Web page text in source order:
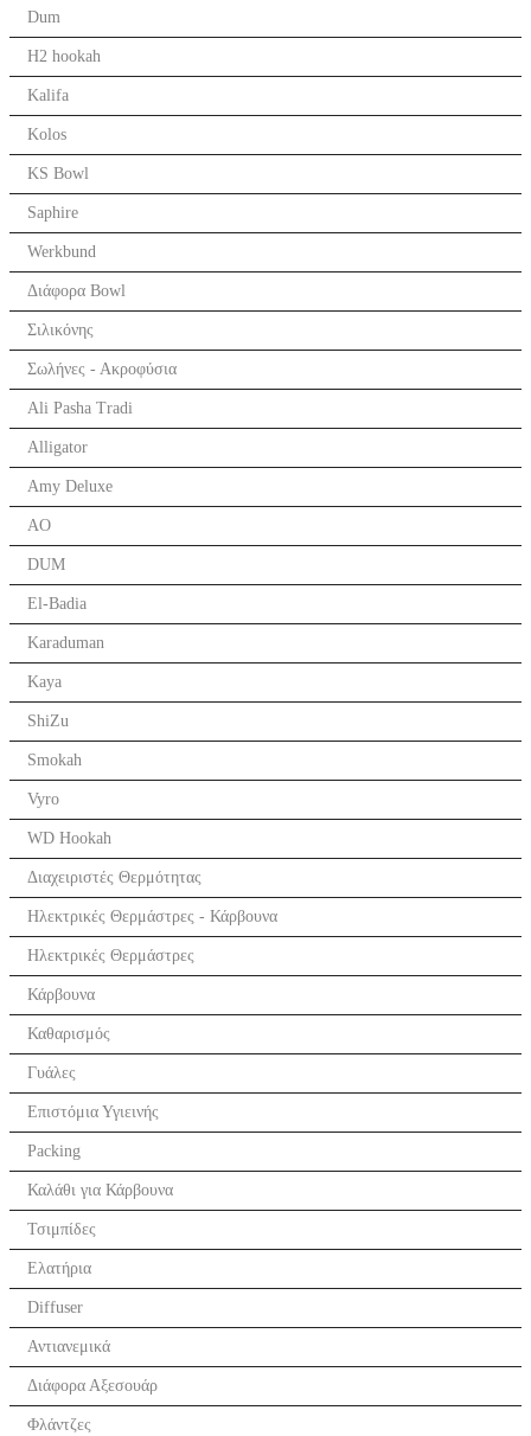
Dum
H2 hookah
Kalifa
Kolos
KS Bowl
Saphire
Werkbund
Διάφορα Bowl
Σιλικόνης
Σωλήνες - Ακροφύσια
Ali Pasha Tradi
Alligator
Amy Deluxe
AO
DUM
El-Badia
Karaduman
Kaya
ShiZu
Smokah
Vyro
WD Hookah
Διαχειριστές Θερμότητας
Ηλεκτρικές Θερμάστρες - Κάρβουνα
Ηλεκτρικές Θερμάστρες
Κάρβουνα
Καθαρισμός
Γυάλες
Επιστόμια Υγιεινής
Packing
Καλάθι για Κάρβουνα
Τσιμπίδες
Ελατήρια
Diffuser
Αντιανεμικά
Διάφορα Αξεσουάρ
Φλάντζες